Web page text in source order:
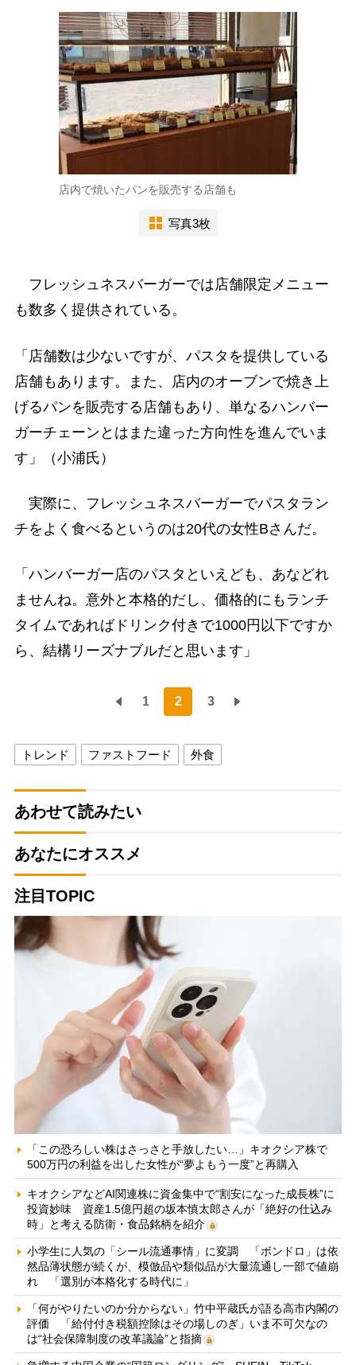
店内で焼いたパンを販売する店舗も
写真3枚
フレッシュネスバーガーでは店舗限定メニュー
も数多く提供されている。
「店舗数は少ないですが、パスタを提供している
店舗もあります。また、店内のオーブンで焼き上
げるパンを販売する店舗もあり、単なるハンバー
ガーチェーンとはまた違った方向性を進んでいま
す」（小浦氏）
実際に、フレッシュネスバーガーでパスタラン
チをよく食べるというのは20代の女性Bさんだ。
「ハンバーガー店のパスタといえども、あなどれ
ませんね。意外と本格的だし、価格的にもランチ
タイムであればドリンク付きで1000円以下ですか
ら、結構リーズナブルだと思います」
1 2 3
トレンド ファストフード 外食
あわせて読みたい
あなたにオススメ
注目TOPIC
「この恐ろしい株はさっさと手放したい…」キオクシア株で
500万円の利益を出した女性が“夢よもう一度”と再購入
キオクシアなどAI関連株に資金集中で“割安になった成長株”に
投資妙味 資産1.5億円超の坂本慎太郎さんが「絶好の仕込み
時」と考える防衛・食品銘柄を紹介
小学生に人気の「シール流通事情」に変調 「ボンドロ」は依
然品薄状態が続くが、模倣品や類似品が大量流通し一部で値崩
れ 「選別が本格化する時代に」
「何がやりたいのか分からない」竹中平蔵氏が語る高市内閣の
評価 「給付付き税額控除はその場しのぎ」いま不可欠なの
は“社会保障制度の改革議論”と指摘